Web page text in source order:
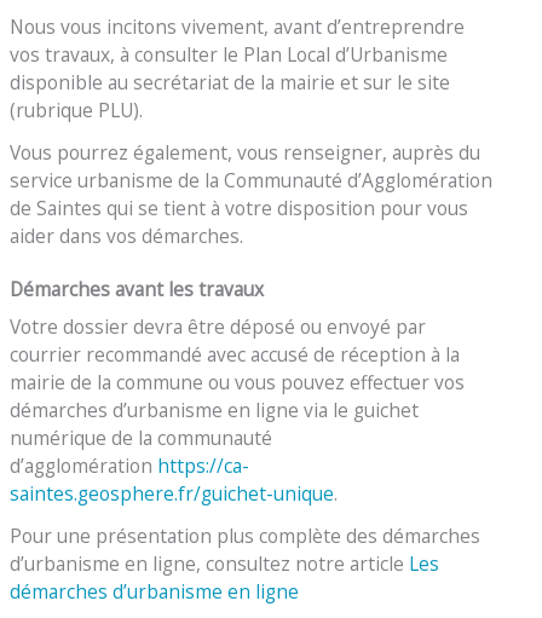
Nous vous incitons vivement, avant d’entreprendre
vos travaux, à consulter le Plan Local d’Urbanisme
disponible au secrétariat de la mairie et sur le site
(rubrique PLU).
Vous pourrez également, vous renseigner, auprès du
service urbanisme de la Communauté d’Agglomération
de Saintes qui se tient à votre disposition pour vous
aider dans vos démarches.
Démarches avant les travaux
Votre dossier devra être déposé ou envoyé par
courrier recommandé avec accusé de réception à la
mairie de la commune ou vous pouvez effectuer vos
démarches d’urbanisme en ligne via le guichet
numérique de la communauté
d’agglomération https://ca-
saintes.geosphere.fr/guichet-unique.
Pour une présentation plus complète des démarches
d’urbanisme en ligne, consultez notre article Les
démarches d’urbanisme en ligne